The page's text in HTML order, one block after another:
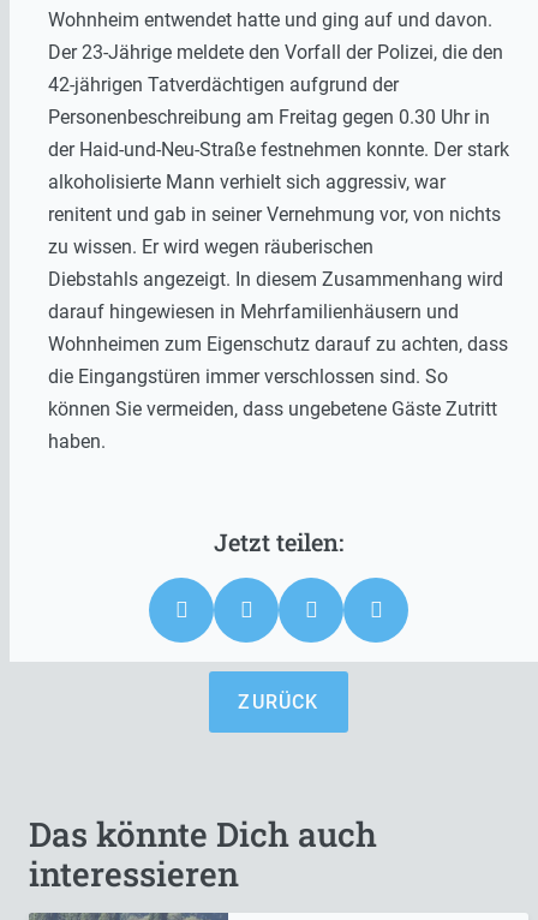
Wohnheim entwendet hatte und ging auf und davon.
Der 23-Jährige meldete den Vorfall der Polizei, die den
42-jährigen Tatverdächtigen aufgrund der
Personenbeschreibung am Freitag gegen 0.30 Uhr in
der Haid-und-Neu-Straße festnehmen konnte. Der stark
alkoholisierte Mann verhielt sich aggressiv, war
renitent und gab in seiner Vernehmung vor, von nichts
zu wissen. Er wird wegen räuberischen
Diebstahls angezeigt. In diesem Zusammenhang wird
darauf hingewiesen in Mehrfamilienhäusern und
Wohnheimen zum Eigenschutz darauf zu achten, dass
die Eingangstüren immer verschlossen sind. So
können Sie vermeiden, dass ungebetene Gäste Zutritt
haben.
ZURÜCK
Das könnte Dich auch
interessieren